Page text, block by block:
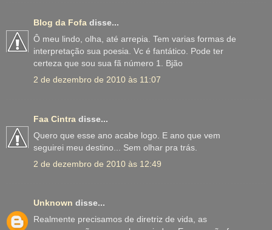
Blog da Fofa disse...
Ô meu lindo, olha, até arrepia. Tem varias formas de
interpretação sua poesia. Vc é fantático. Pode ter
certeza que sou sua fã número 1. Bjão
2 de dezembro de 2010 às 11:07
Faa Cintra disse...
Quero que esse ano acabe logo. E ano que vem
seguirei meu destino... Sem olhar pra trás.
2 de dezembro de 2010 às 12:49
Unknown disse...
Realmente precisamos de diretriz de vida, as